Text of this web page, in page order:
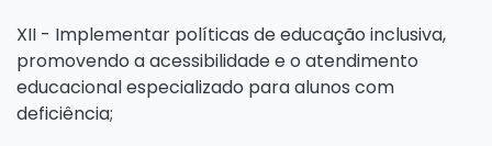
XII - Implementar políticas de educação inclusiva,
promovendo a acessibilidade e o atendimento
educacional especializado para alunos com
deficiência;